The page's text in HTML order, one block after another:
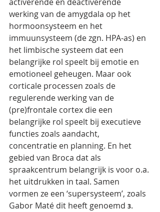
werking van de amygdala op het
hormoonsysteem en het
immuunsysteem (de zgn. HPA-as) en
het limbische systeem dat een
belangrijke rol speelt bij emotie en
emotioneel geheugen. Maar ook
corticale processen zoals de
regulerende werking van de
(pre)frontale cortex die een
belangrijke rol speelt bij executieve
functies zoals aandacht,
concentratie en planning. En het
gebied van Broca dat als
spraakcentrum belangrijk is voor o.a.
het uitdrukken in taal. Samen
vormen ze een ‘supersysteem’, zoals
Gabor Maté dit heeft genoemd 3.